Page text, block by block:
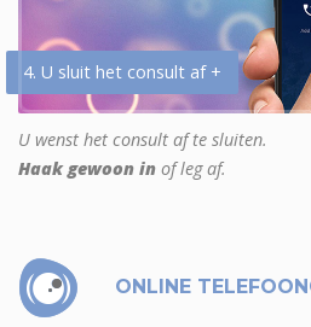
4. U sluit het consult af +
U wenst het consult af te sluiten.
Haak gewoon in of leg af.
ONLINE